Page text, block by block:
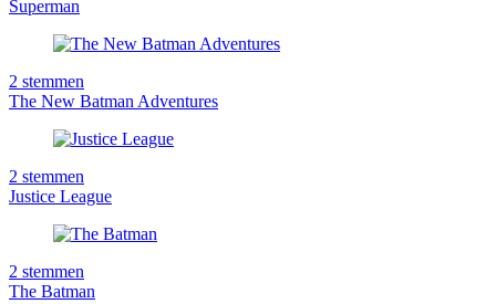
Superman
2 stemmen
The New Batman Adventures
2 stemmen
Justice League
2 stemmen
The Batman